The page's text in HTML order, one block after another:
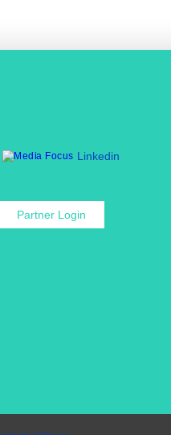
Linkedin
Partner Login